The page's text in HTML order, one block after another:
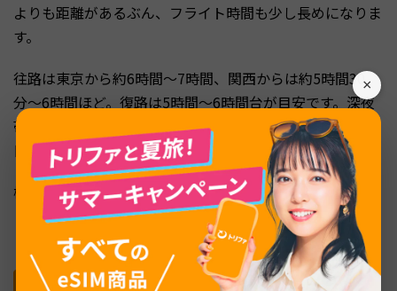
×
よりも距離があるぶん、フライト時間も少し長めになりま
す。
往路は東京から約6時間〜7時間、関西からは約5時間30
分〜6時間ほど。復路は5時間〜6時間台が目安です。深夜
帯発の便もあり、朝に到着するスケジュールを組めば、初
日から市内観光に出やすくなります。
機内で時計を現地時間に合わせ、到着前から「現地モー
ド」に切り替えておくと、入国後の行動リズムを作りやす
くなります。
ダナン（ダナン国際空港）までのフライト時間